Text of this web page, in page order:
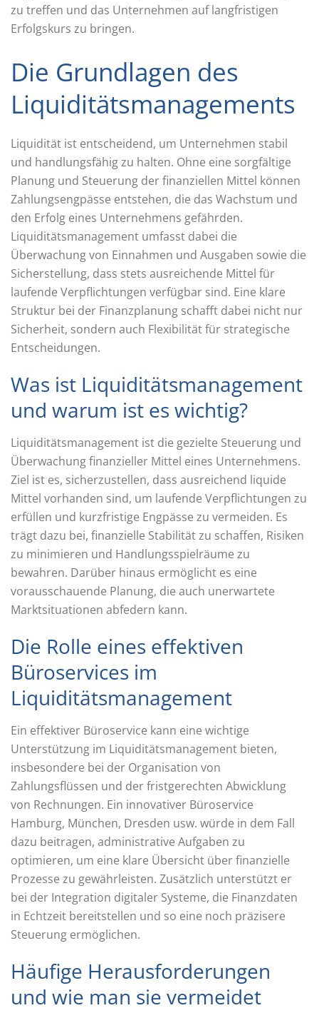
zu treffen und das Unternehmen auf langfristigen
Erfolgskurs zu bringen.
Die Grundlagen des
Liquiditätsmanagements
Liquidität ist entscheidend, um Unternehmen stabil
und handlungsfähig zu halten. Ohne eine sorgfältige
Planung und Steuerung der finanziellen Mittel können
Zahlungsengpässe entstehen, die das Wachstum und
den Erfolg eines Unternehmens gefährden.
Liquiditätsmanagement umfasst dabei die
Überwachung von Einnahmen und Ausgaben sowie die
Sicherstellung, dass stets ausreichende Mittel für
laufende Verpflichtungen verfügbar sind. Eine klare
Struktur bei der Finanzplanung schafft dabei nicht nur
Sicherheit, sondern auch Flexibilität für strategische
Entscheidungen.
Was ist Liquiditätsmanagement
und warum ist es wichtig?
Liquiditätsmanagement ist die gezielte Steuerung und
Überwachung finanzieller Mittel eines Unternehmens.
Ziel ist es, sicherzustellen, dass ausreichend liquide
Mittel vorhanden sind, um laufende Verpflichtungen zu
erfüllen und kurzfristige Engpässe zu vermeiden. Es
trägt dazu bei, finanzielle Stabilität zu schaffen, Risiken
zu minimieren und Handlungsspielräume zu
bewahren. Darüber hinaus ermöglicht es eine
vorausschauende Planung, die auch unerwartete
Marktsituationen abfedern kann.
Die Rolle eines effektiven
Büroservices im
Liquiditätsmanagement
Ein effektiver Büroservice kann eine wichtige
Unterstützung im Liquiditätsmanagement bieten,
insbesondere bei der Organisation von
Zahlungsflüssen und der fristgerechten Abwicklung
von Rechnungen. Ein innovativer Büroservice
Hamburg, München, Dresden usw. würde in dem Fall
dazu beitragen, administrative Aufgaben zu
optimieren, um eine klare Übersicht über finanzielle
Prozesse zu gewährleisten. Zusätzlich unterstützt er
bei der Integration digitaler Systeme, die Finanzdaten
in Echtzeit bereitstellen und so eine noch präzisere
Steuerung ermöglichen.
Häufige Herausforderungen
und wie man sie vermeidet